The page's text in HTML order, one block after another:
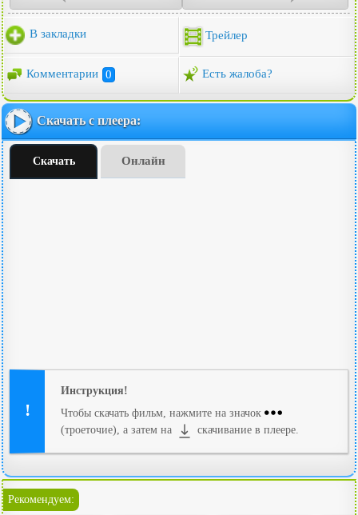
В закладки Трейлер
Комментарии 0 Есть жалоба?
Скачать с плеера:
Скачать Онлайн
Инструкция!
Чтобы скачать фильм, нажмите на значок
(троеточие), а затем на
скачивание в плеере.
Рекомендуем: